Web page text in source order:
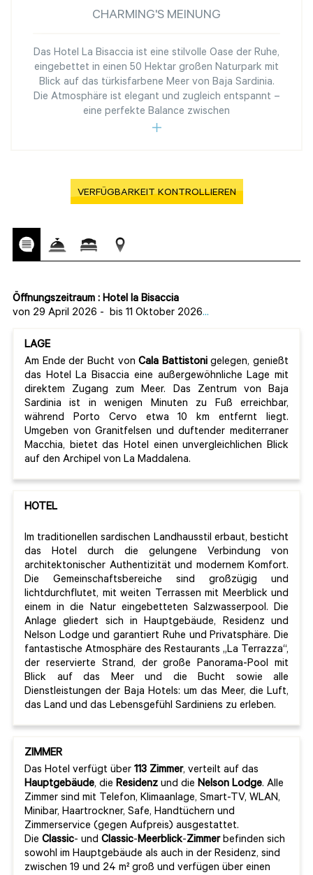
CHARMING'S MEINUNG
Das Hotel La Bisaccia ist eine stilvolle Oase der Ruhe,
eingebettet in einen 50 Hektar großen Naturpark mit
Blick auf das türkisfarbene Meer von Baja Sardinia.
Die Atmosphäre ist elegant und zugleich entspannt –
eine perfekte Balance zwischen
VERFÜGBARKEIT KONTROLLIEREN
Öffnungszeitraum : Hotel la Bisaccia
von 29 April 2026 - bis 11 Oktober 2026...
LAGE
Am Ende der Bucht vonCala Battistonigelegen, genießt
das Hotel La Bisaccia eine außergewöhnliche Lage mit
direktem Zugang zum Meer. Das Zentrum von Baja
Sardinia ist in wenigen Minuten zu Fuß erreichbar,
während Porto Cervo etwa 10 km entfernt liegt.
Umgeben von Granitfelsen und duftender mediterraner
Macchia, bietet das Hotel einen unvergleichlichen Blick
auf den Archipel von La Maddalena.
HOTEL
Im traditionellen sardischen Landhausstil erbaut, besticht
das Hotel durch die gelungene Verbindung von
architektonischer Authentizität und modernem Komfort.
Die Gemeinschaftsbereiche sind großzügig und
lichtdurchflutet, mit weiten Terrassen mit Meerblick und
einem in die Natur eingebetteten Salzwasserpool. Die
Anlage gliedert sich in Hauptgebäude, Residenz und
Nelson Lodge und garantiert Ruhe und Privatsphäre. Die
fantastische Atmosphäre des Restaurants „La Terrazza“,
der reservierte Strand, der große Panorama-Pool mit
Blick auf das Meer und die Bucht sowie alle
Dienstleistungen der Baja Hotels: um das Meer, die Luft,
das Land und das Lebensgefühl Sardiniens zu erleben.
ZIMMER
Das Hotel verfügt über 113 Zimmer, verteilt auf das
Hauptgebäude, die Residenz und die Nelson Lodge. Alle
Zimmer sind mit Telefon, Klimaanlage, Smart-TV, WLAN,
Minibar, Haartrockner, Safe, Handtüchern und
Zimmerservice (gegen Aufpreis) ausgestattet.
Die Classic- und Classic-Meerblick-Zimmerbefinden sich
sowohl im Hauptgebäude als auch in der Residenz, sind
zwischen 19 und 24 m² groß und verfügen über einen